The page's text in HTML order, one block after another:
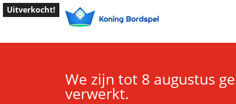
We zijn tot 8 augustus
verwerkt.
Uitverkocht!